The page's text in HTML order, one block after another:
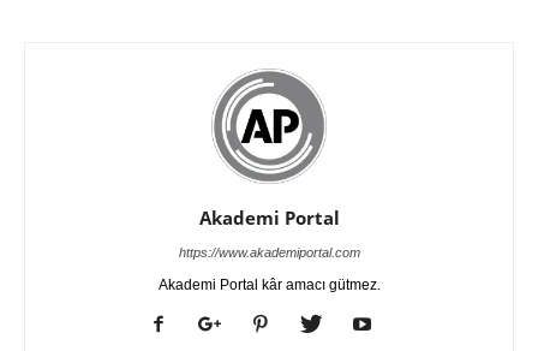
Akademi Portal
https://www.akademiportal.com
Akademi Portal kâr amacı gütmez.